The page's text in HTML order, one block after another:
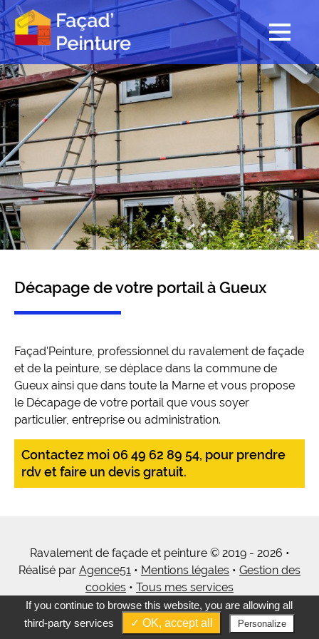
Décapage de votre portail à Gueux
Façad'Peinture, professionnel du ravalement de façade
et de la peinture, se déplace dans la commune de
Gueux ainsi que dans toute la Marne et vous propose
le Décapage de votre portail que vous soyer
particulier, entreprise ou administration.
Contactez moi 06 49 62 89 54, pour prendre
rdv et faire un devis gratuit.
Ravalement de façade et peinture © 2019 - 2026 •
Réalisé par Agence51 • Mentions légales • Gestion des
cookies • Tous mes services
If you continue to browse this website, you are allowing all
third-party services
✓ OK, accept all Personalize